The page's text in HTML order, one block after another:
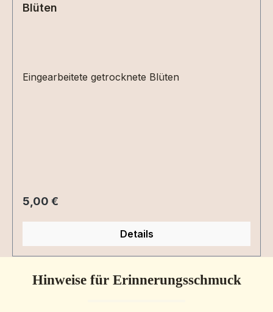
Blüten
Eingearbeitete getrocknete Blüten
Regulärer Preis:
5,00 €
Details
Hinweise für Erinnerungsschmuck